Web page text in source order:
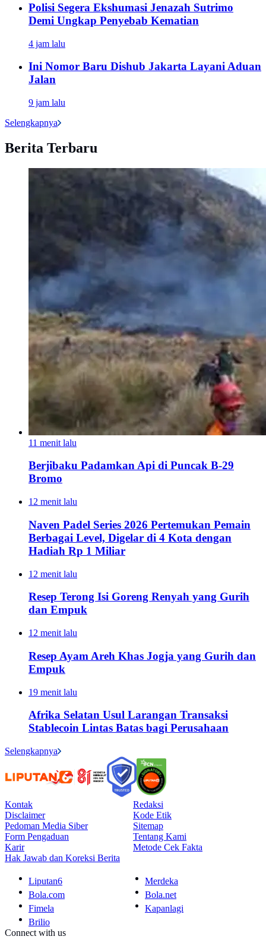
Polisi Segera Ekshumasi Jenazah Sutrimo
Demi Ungkap Penyebab Kematian
4 jam lalu
Ini Nomor Baru Dishub Jakarta Layani Aduan
Jalan
9 jam lalu
Selengkapnya
Berita Terbaru
11 menit lalu
Berjibaku Padamkan Api di Puncak B-29
Bromo
12 menit lalu
Naven Padel Series 2026 Pertemukan Pemain
Berbagai Level, Digelar di 4 Kota dengan
Hadiah Rp 1 Miliar
12 menit lalu
Resep Terong Isi Goreng Renyah yang Gurih
dan Empuk
12 menit lalu
Resep Ayam Areh Khas Jogja yang Gurih dan
Empuk
19 menit lalu
Afrika Selatan Usul Larangan Transaksi
Stablecoin Lintas Batas bagi Perusahaan
Selengkapnya
Kontak
Redaksi
Disclaimer
Kode Etik
Pedoman Media Siber
Sitemap
Form Pengaduan
Tentang Kami
Karir
Metode Cek Fakta
Hak Jawab dan Koreksi Berita
Liputan6
Merdeka
Bola.com
Bola.net
Fimela
Kapanlagi
Brilio
Connect with us